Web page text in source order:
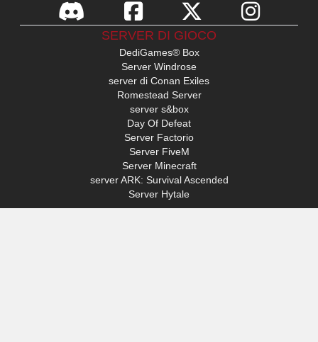
SERVER DI GIOCO
DediGames® Box
Server Windrose
server di Conan Exiles
Romestead Server
server s&box
Day Of Defeat
Server Factorio
Server FiveM
Server Minecraft
server ARK: Survival Ascended
Server Hytale